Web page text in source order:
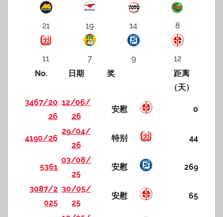
21 19 14 8
11 7 9
12
No.
日期 奖
距离
（天）
3467/20
26
12/06/
26
安慰 0
4190/26
29/04/
26
特别 44
5361
03/08/
25
安慰 269
3087/2
025
30/05/
25
安慰 65